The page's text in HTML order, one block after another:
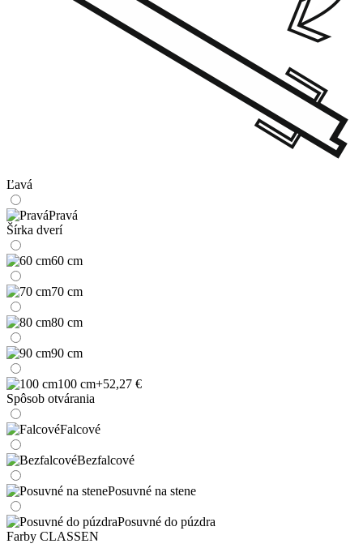
Ľavá
Pravá
Šírka dverí
60 cm
70 cm
80 cm
90 cm
100 cm+52,27 €
Spôsob otvárania
Falcové
Bezfalcové
Posuvné na stene
Posuvné do púzdra
Farby CLASSEN